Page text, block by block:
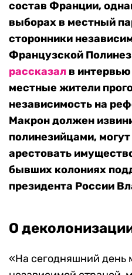
состав Франции,
выборах в местный
сторонники
Французской
рассказал в интервью
местные жители
независимость на
Макрон должен
полинезийцами,
арестовать
бывших колониях
президента России
О
«На сегодняшний день